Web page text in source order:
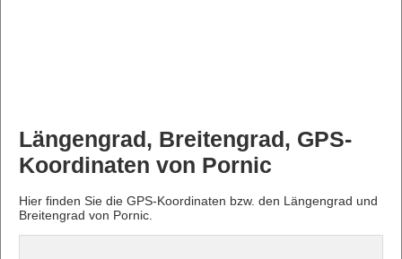
Längengrad, Breitengrad, GPS-
Koordinaten von Pornic
Hier finden Sie die GPS-Koordinaten bzw. den Längengrad und
Breitengrad von Pornic.